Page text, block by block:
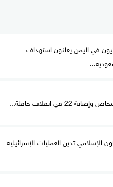
في اليمن يعلنون استهداف
الإسلامي تدين العمليات الإسرائيلية